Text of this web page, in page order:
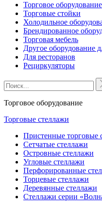
Торговое оборудование
Торговые стойки
Холодильное
Брендированное
Торговая мебель
Другое оборудование
Для ресторанов
Рециркуляторы
Торговое оборудование
Торговые стеллажи
Пристенные торговые
Сетчатые стеллажи
Островные стеллажи
Угловые стеллажи
Перфорированные
Торцевые стеллажи
Деревянные стеллажи
Стеллажи серии